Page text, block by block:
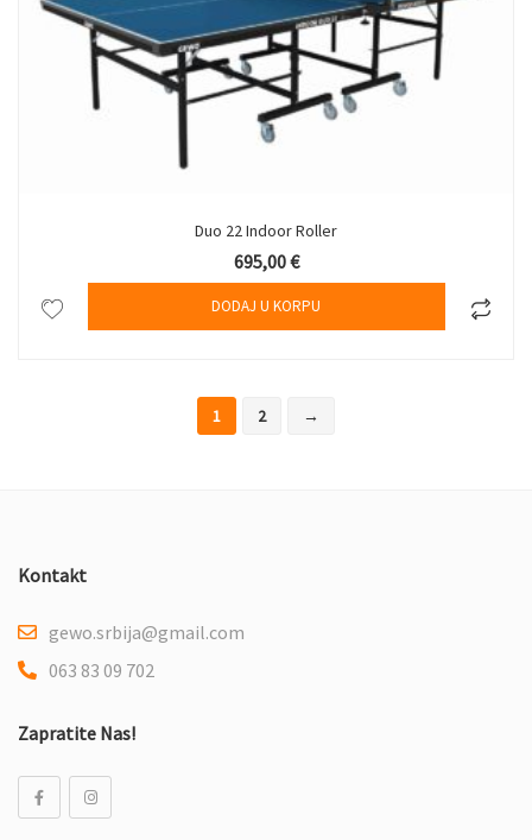
Duo 22 Indoor Roller
695,00€
DODAJ U KORPU
1 2 →
Kontakt
gewo.srbija@gmail.com
063 83 09 702
Zapratite Nas!